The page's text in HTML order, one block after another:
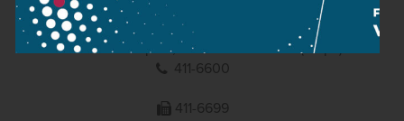
1095 Budapest, Komor Marcell u. 1. (Müpa)
411-6600
411-6699